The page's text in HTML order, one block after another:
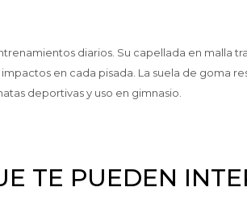
diarios. Su capellada en malla
en cada pisada. La suela de goma
deportivas y uso en gimnasio.
TE PUEDEN